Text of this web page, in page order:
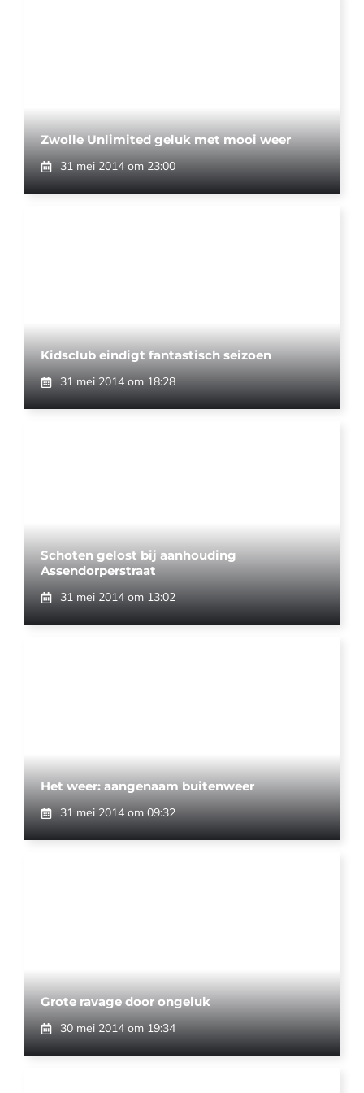
Zwolle Unlimited geluk met mooi weer
31 mei 2014 om 23:00
Kidsclub eindigt fantastisch seizoen
31 mei 2014 om 18:28
Schoten gelost bij aanhouding
Assendorperstraat
31 mei 2014 om 13:02
Het weer: aangenaam buitenweer
31 mei 2014 om 09:32
Grote ravage door ongeluk
30 mei 2014 om 19:34